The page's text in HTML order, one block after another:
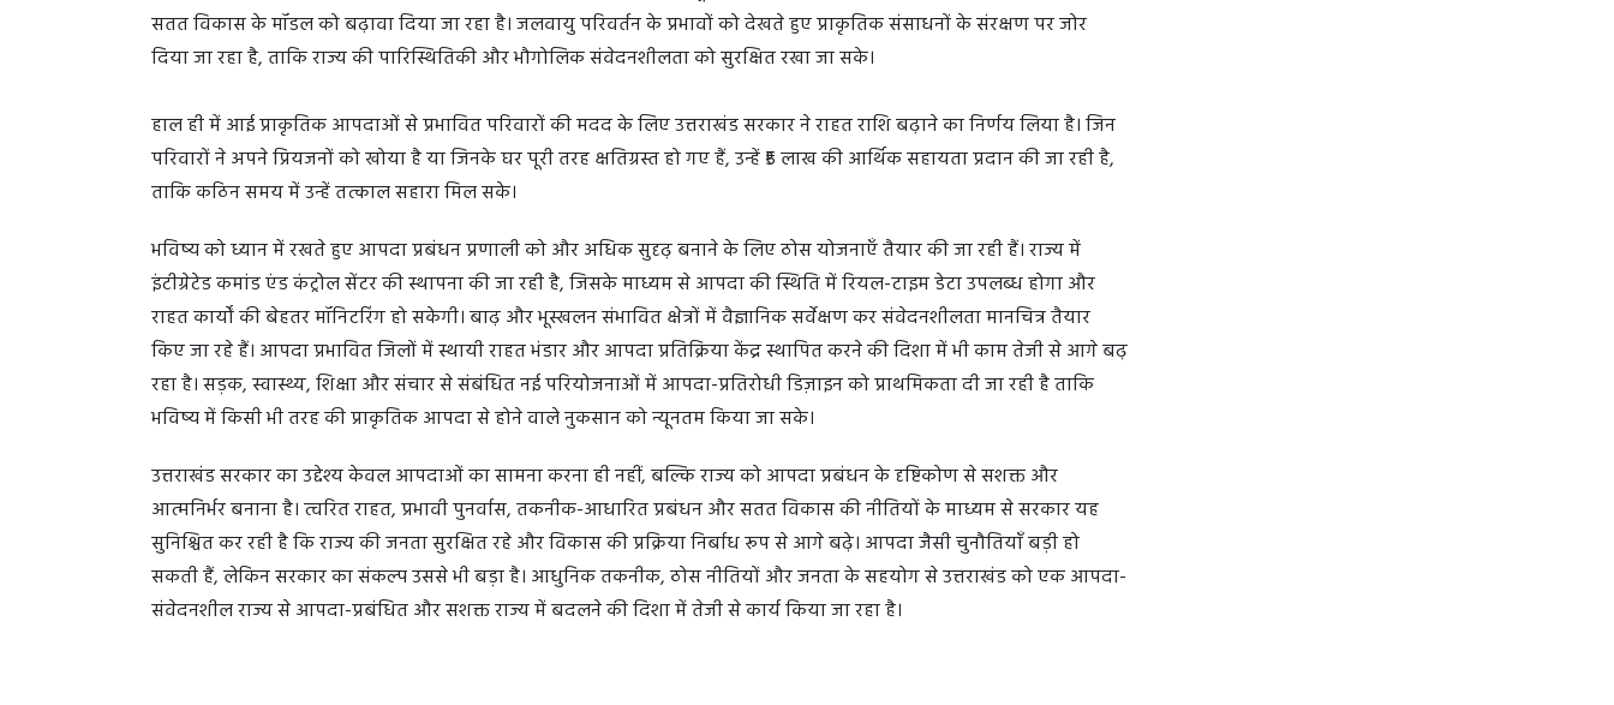
सतत विकास के मॉडल को बढ़ावा दिया जा रहा है। जलवायु परिवर्तन के प्रभावों को देखते हुए प्राकृतिक संसाधनों के संरक्षण पर जोर
दिया जा रहा है, ताकि राज्य की पारिस्थितिकी और भौगोलिक संवेदनशीलता को सुरक्षित रखा जा सके।
हाल ही में आई प्राकृतिक आपदाओं से प्रभावित परिवारों की मदद के लिए उत्तराखंड सरकार ने राहत राशि बढ़ाने का निर्णय लिया है। जिन
परिवारों ने अपने प्रियजनों को खोया है या जिनके घर पूरी तरह क्षतिग्रस्त हो गए हैं, उन्हें ₹5 लाख की आर्थिक सहायता प्रदान की जा रही है,
ताकि कठिन समय में उन्हें तत्काल सहारा मिल सके।
भविष्य को ध्यान में रखते हुए आपदा प्रबंधन प्रणाली को और अधिक सुदृढ़ बनाने के लिए ठोस योजनाएँ तैयार की जा रही हैं। राज्य में
इंटीग्रेटेड कमांड एंड कंट्रोल सेंटर की स्थापना की जा रही है, जिसके माध्यम से आपदा की स्थिति में रियल-टाइम डेटा उपलब्ध होगा और
राहत कार्यों की बेहतर मॉनिटरिंग हो सकेगी। बाढ़ और भूस्खलन संभावित क्षेत्रों में वैज्ञानिक सर्वेक्षण कर संवेदनशीलता मानचित्र तैयार
किए जा रहे हैं। आपदा प्रभावित जिलों में स्थायी राहत भंडार और आपदा प्रतिक्रिया केंद्र स्थापित करने की दिशा में भी काम तेजी से आगे बढ़
रहा है। सड़क, स्वास्थ्य, शिक्षा और संचार से संबंधित नई परियोजनाओं में आपदा-प्रतिरोधी डिज़ाइन को प्राथमिकता दी जा रही है ताकि
भविष्य में किसी भी तरह की प्राकृतिक आपदा से होने वाले नुकसान को न्यूनतम किया जा सके।
उत्तराखंड सरकार का उद्देश्य केवल आपदाओं का सामना करना ही नहीं, बल्कि राज्य को आपदा प्रबंधन के दृष्टिकोण से सशक्त और
आत्मनिर्भर बनाना है। त्वरित राहत, प्रभावी पुनर्वास, तकनीक-आधारित प्रबंधन और सतत विकास की नीतियों के माध्यम से सरकार यह
सुनिश्चित कर रही है कि राज्य की जनता सुरक्षित रहे और विकास की प्रक्रिया निर्बाध रूप से आगे बढ़े। आपदा जैसी चुनौतियाँ बड़ी हो
सकती हैं, लेकिन सरकार का संकल्प उससे भी बड़ा है। आधुनिक तकनीक, ठोस नीतियों और जनता के सहयोग से उत्तराखंड को एक आपदा-
संवेदनशील राज्य से आपदा-प्रबंधित और सशक्त राज्य में बदलने की दिशा में तेजी से कार्य किया जा रहा है।